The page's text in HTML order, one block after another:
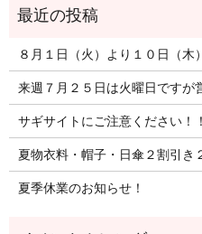
８月１日（火）より１０日（木
来週７月２５日は火曜日ですが
サギサイトにご注意ください！！
夏物衣料・帽子・日傘２割引き
夏季休業のお知らせ！